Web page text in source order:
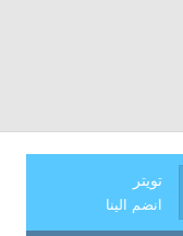
تويتر
انضم الينا